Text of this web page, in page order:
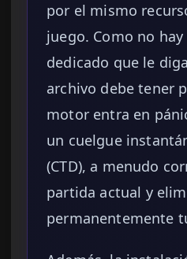
por el mismo
juego. Como no
dedicado que le
archivo debe tener
motor entra en
un cuelgue
(CTD), a menudo
partida actual y
permanentemente